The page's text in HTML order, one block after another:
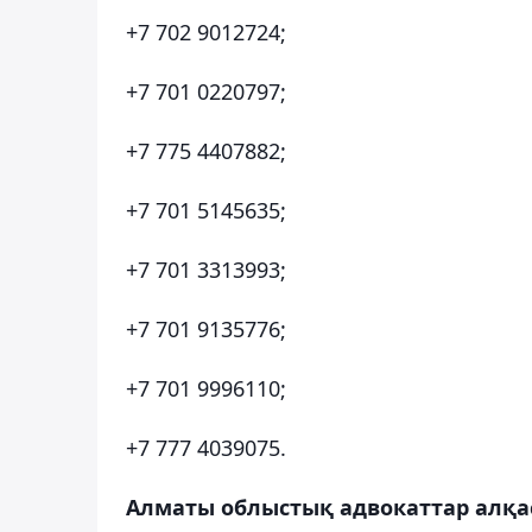
+7 702 9012724;
+7 701 0220797;
+7 775 4407882;
+7 701 5145635;
+7 701 3313993;
+7 701 9135776;
+7 701 9996110;
+7 777 4039075.
Алматы облыстық адвокаттар